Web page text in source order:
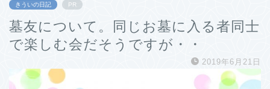
きういの日記 PR
墓友について。同じお墓に入る者同士
で楽しむ会だそうですが・・
2019年6月21日